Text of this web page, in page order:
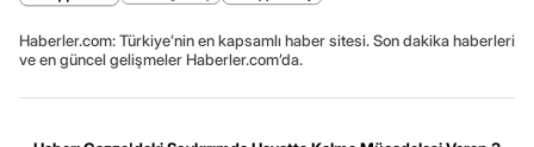
Haberler.com: Türkiye’nin en kapsamlı haber sitesi. Son dakika haberleri
ve en güncel gelişmeler Haberler.com’da.